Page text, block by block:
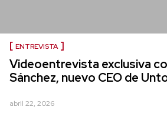
ENTREVISTA
Videoentrevista exclusiva
Sánchez, nuevo CEO de
abril 22, 2026